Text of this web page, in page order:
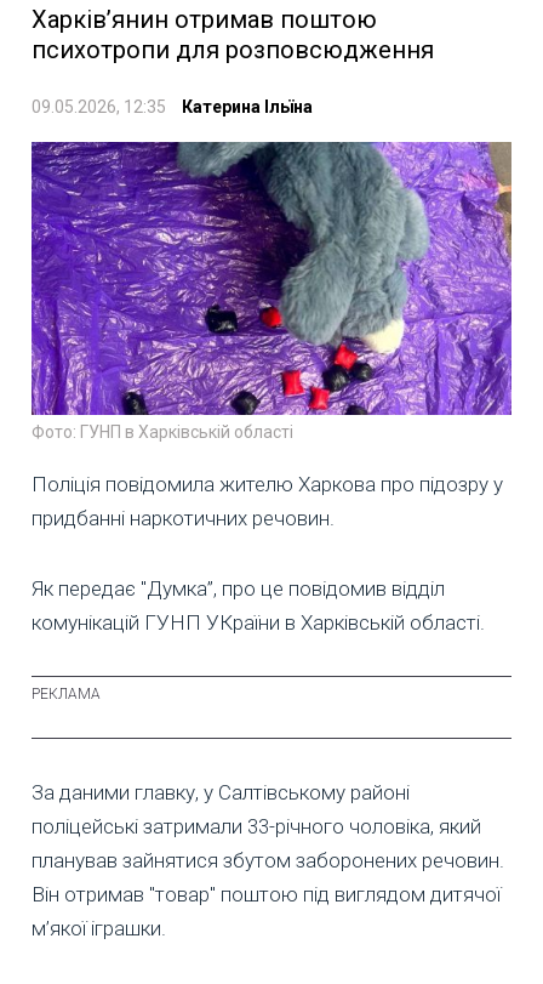
Харків’янин отримав поштою
психотропи для розповсюдження
09.05.2026, 12:35 Катерина Ільїна
Фото: ГУНП в Харківській області
Поліція повідомила жителю Харкова про підозру у
придбанні наркотичних речовин.
Як передає "Думка”, про це повідомив відділ
комунікацій ГУНП УКраїни в Харківській області.
За даними главку, у Салтівському районі
поліцейські затримали 33-річного чоловіка, який
планував зайнятися збутом заборонених речовин.
Він отримав "товар" поштою під виглядом дитячої
м’якої іграшки.